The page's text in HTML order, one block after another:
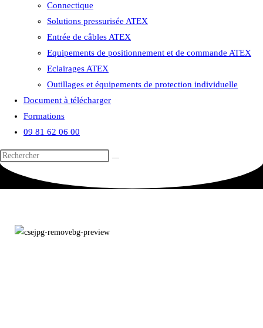
Connectique
Solutions pressurisée ATEX
Entrée de câbles ATEX
Equipements de positionnement et de commande ATEX
Eclairages ATEX
Outillages et équipements de protection individuelle
Document à télécharger
Formations
09 81 62 06 00